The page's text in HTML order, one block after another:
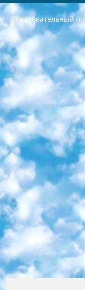
Образовательный
РЕСПУБЛИКА УЗБЕКИСТАН МИНИСТРЕРСТВО ДОШКОЛЬНОГО И ШКОЛЬНОГО ОБРАЗОВАНИЯ КОМАНДА в общеобразовательных учреждениях в 2023-2024 учебном году организация и проведение итоговой государственной аттестации обучающихся о Министра дошкольного и школьного образования Республики Узбекистан от 4 марта 2008 года (постановлением Минюста от 20 марта 2008 года № 1778 государственной регистрации) «Итоговое состояние учащихся общего среднего образования на основании положения об утверждении положения об аттестации общего среднего образования выпускной экзамен студентов в образовательных учреждениях в 2023-2024 учебном году В целях организации и прохождения аттестации приказываю: 1. Следующее: перечень предметов, по которым будет проводиться итоговая государственная аттестация и экзамен формы перевода согласно приложению 1; сертификаты международного образца, оценивающие уровень владения иностранными языками перечень согласно приложению 2; 2. Педагогический при специализированных образовательных учреждениях. научно-практический центр квалификации и международной оценки (Д.Давидова) 2024 г. До 25 марта: задания по предметам, по которым будет проводиться итоговая аттестация разработка и утверждение технических условий; итоговая аттестация на основании разработанного предметного задания разработка вопросов по предметам (устно и письменно), экзамен передача; общеобразовательные средние школы и специальные учебные заведения учащиеся выпускных классов школ и интернатов в агентской системе подготовка базы данных экзаменационных материалов и критериев оценки; перевод базы экзаменационных материалов на все языки обучения подать в Республиканский образовательный центр для изготовления; варианты экзаменов на основе разработанных контрольных материалов пусть будут поставлены задачи формирования. 3. Республиканский образовательный центр (Ш.Худайкулов) до 5 апреля 2024 года. до: база данных предоставленных экзаменационных материалов на все языки обучения перевод и экспертиза; для слепых, слабовидящих, глухих, слабослышащих и умственно отсталых детей учащиеся выпускных классов специализированных школ и школ-интернатов база данных экзаменационных материалов на всех преподаваемых языках подготовка критериев оценки; специализированные школы для умственно отсталых детей и технологии для учащихся выпускных классов школ-интернатов разработка соответствующих рекомендаций и критериев проведения ЕГЭ по естествознанию давать задания. 4. Педагогический при специализированных образовательных учреждениях. Научно-практический центр навыков и международной оценки (Д.Давидова), Республика образовательный центр (Худайкулов Ш.) итоговый государственный аттестационный экзамен ориентирован на творческое и логическое мышление при подготовке базы материалов учитывать введение заданий. 5. Следует отметить, что: сертификат государственного образца о знании общеобразовательного предмета и как минимум национальный уровень B1 по предметам на иностранных языках, указанным в Приложении 2. или международно признанный сертификат эквивалентного уровня студенты, изучающие определенный предмет, освобождаются от экзамена; по соответствующим предметам запланирована итоговая государственная аттестация за день до дня, путем жеребьевки Рабочей группой (в письменной форме по предметам, проводимым в форме) из числа сформированных вариантов выбрано 2 варианта; 2 выбранных варианта экзамена анонсированы на официальном сайте министерства и все выпускники по всей стране на основе этих вариантов проводит итоговую государственную аттестацию. 6. Государственное образование учащихся средних общеобразовательных учреждений. знания в соответствии с квалификационными требованиями, которые необходимо приобрести на основании стандартов итоговый (выпускной) контроль для 9 и 11 классов в целях тестирования Экзамены (далее – экзамены) состоят из предметов, перечисленных в приложении 1. будет сделано. 7. Экзамены пройдут с 26 мая по 15 июня 2024 г. (кроме науки физического воспитания). 8. Физическая для учащихся 9 классов общесредних образовательных учреждений. Экзамены по предмету «Образование, квалификация медицина» 1-6 мая 2024 года. сотрудники перевести под присмотр (с отклонениями в